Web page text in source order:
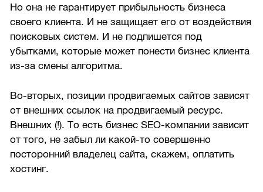
Но она не гарантирует прибыльность бизнеса
своего клиента. И не защищает его от воздействия
поисковых систем. И не подпишется под
убытками, которые может понести бизнес клиента
из-за смены алгоритма.
Во-вторых, позиции продвигаемых сайтов зависят
от внешних ссылок на продвигаемый ресурс.
Внешних (!). То есть бизнес SEO-компании зависит
от того, не забыл ли какой-то совершенно
посторонний владелец сайта, скажем, оплатить
хостинг.